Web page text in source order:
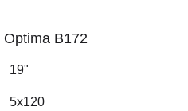
B172
19"
5x120